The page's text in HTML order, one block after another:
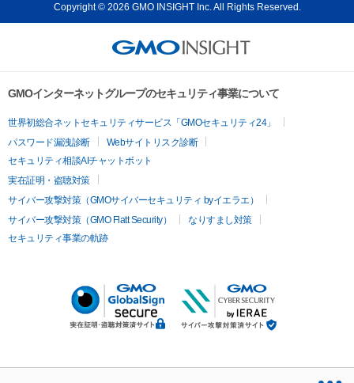
Copyright © 2026 GMO INSIGHT Inc. All Rights Reserved.
GMOインターネットグループのセキュリティ事業について
世界初総合ネットセキュリティサービス「GMOセキュリティ24」
パスワード漏洩診断
Webサイトリスク診断
セキュリティ相談AIチャットボット
実在証明・盗聴対策
サイバー攻撃対策（GMOサイバーセキュリティ byイエラエ）
サイバー攻撃対策（GMO Flatt Security）
なりすまし対策
セキュリティ事業の軌跡